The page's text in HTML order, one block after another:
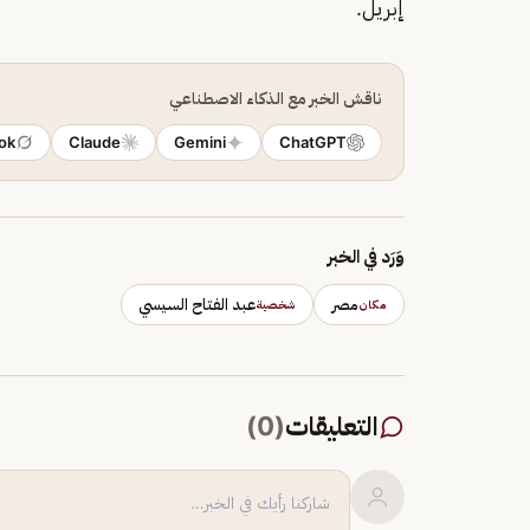
إبريل.
ناقش الخبر مع الذكاء الاصطناعي
ChatGPT
Gemini
Claude
وَرَد في الخبر
مكانمصر شخصيةعبد الفتاح السيسي
التعليقات(
0
)